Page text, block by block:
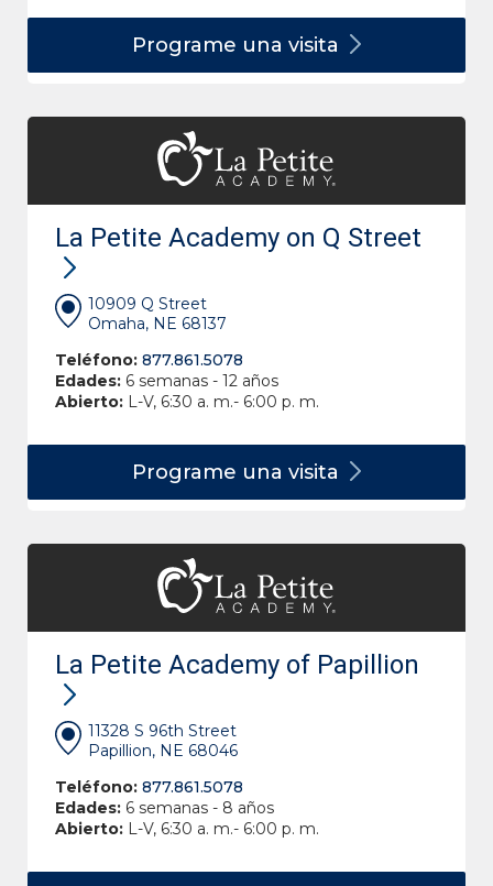
Programe una visita
La Petite Academy on Q Street
10909 Q Street
Omaha, NE 68137
Teléfono: 877.861.5078
Edades: 6 semanas - 12 años
Abierto: L-V, 6:30 a. m.- 6:00 p. m.
Programe una visita
La Petite Academy of Papillion
11328 S 96th Street
Papillion, NE 68046
Teléfono: 877.861.5078
Edades: 6 semanas - 8 años
Abierto: L-V, 6:30 a. m.- 6:00 p. m.